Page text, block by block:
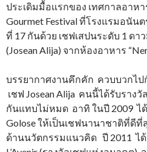
ประเดิมมื้อแรกของ เทศกาลอาห
Gourmet Festival ที่โรงแรมอนัน
ที่ 17 กันด้วย เชฟเสปนระดับ 1 ดา
(Josean Alija) จากห้องอาหาร
บรรยากาศงานคึกคัก ควบบวกไป
เชฟ Josean Alija คนนี้ได้รับราง
กันแทบไม่หมด อาทิ ในปี 2009 ไ
Golose ให้เป็นเชฟนานาชาติที่ดี
ด้านนวัตกรรมแนวคิด ปี 2011 ได้